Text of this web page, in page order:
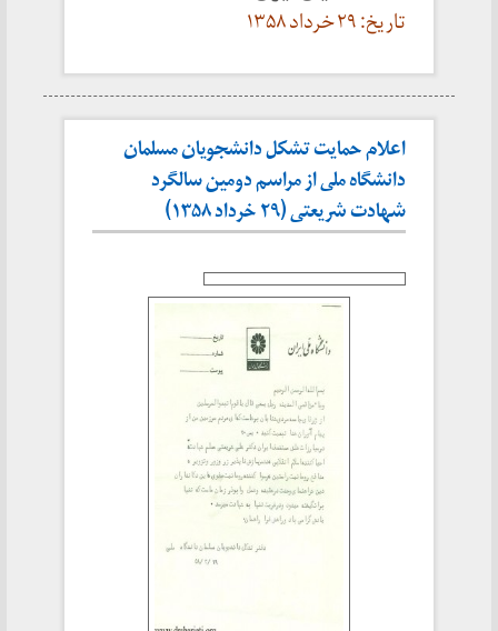
تاریخ: ۲۹ خرداد ۱۳۵۸
اعلام حمایت تشکل دانشجویان مسلمان
دانشگاه ملی از مراسم دومین سالگرد
شهادت شریعتی (۲۹ خرداد ۱۳۵۸)